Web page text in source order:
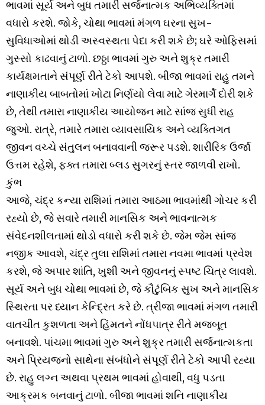
ભાવમાં સૂર્ય અને બુધ તમારી સર્જનાત્મક અભિવ્યક્તિમાં
વધારો કરશે. જોકે, ચોથા ભાવમાં મંગળ ઘરના સુખ-
સુવિધાઓમાં થોડી અસ્વસ્થતા પેદા કરી શકે છે; ઘરે ઓફિસમાં
ગુસ્સો કાઢવાનું ટાળો. છઠ્ઠા ભાવમાં ગુરુ અને શુક્ર તમારી
કાર્યક્ષમતાને સંપૂર્ણ રીતે ટેકો આપશે. બીજા ભાવમાં રાહુ તમને
નાણાકીય બાબતોમાં ખોટા નિર્ણયો લેવા માટે ગેરમાર્ગે દોરી શકે
છે, તેથી તમારા નાણાકીય આયોજન માટે સાંજ સુધી રાહ
જુઓ. રાત્રે, તમારે તમારા વ્યાવસાયિક અને વ્યક્તિગત
જીવન વચ્ચે સંતુલન બનાવવાની જરૂર પડશે. શારીરિક ઉર્જા
ઉત્તમ રહેશે, ફક્ત તમારા બ્લડ સુગરનું સ્તર જાળવી રાખો.
કુંભ
આજે, ચંદ્ર કન્યા રાશિમાં તમારા આઠમા ભાવમાંથી ગોચર કરી
રહ્યો છે, જે સવારે તમારી માનસિક અને ભાવનાત્મક
સંવેદનશીલતામાં થોડો વધારો કરી શકે છે. જેમ જેમ સાંજ
નજીક આવશે, ચંદ્ર તુલા રાશિમાં તમારા નવમા ભાવમાં પ્રવેશ
કરશે, જે અપાર શાંતિ, ખુશી અને જીવનનું સ્પષ્ટ ચિત્ર લાવશે.
સૂર્ય અને બુધ ચોથા ભાવમાં છે, જે કૌટુંબિક સુખ અને માનસિક
સ્થિરતા પર ધ્યાન કેન્દ્રિત કરે છે. ત્રીજા ભાવમાં મંગળ તમારી
વાતચીત કુશળતા અને હિંમતને નોંધપાત્ર રીતે મજબૂત
બનાવશે. પાંચમા ભાવમાં ગુરુ અને શુક્ર તમારી સર્જનાત્મકતા
અને પ્રિયજનો સાથેના સંબંધોને સંપૂર્ણ રીતે ટેકો આપી રહ્યા
છે. રાહુ લગ્ન અથવા પ્રથમ ભાવમાં હોવાથી, વધુ પડતા
આક્રમક બનવાનું ટાળો. બીજા ભાવમાં શનિ નાણાકીય